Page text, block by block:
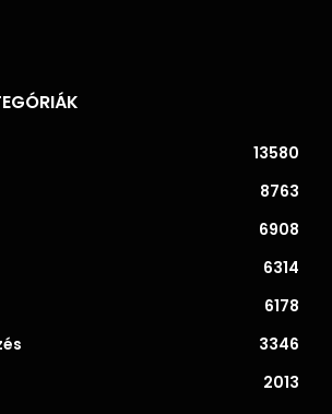
13580
8763
6908
6314
6178
3346
2013